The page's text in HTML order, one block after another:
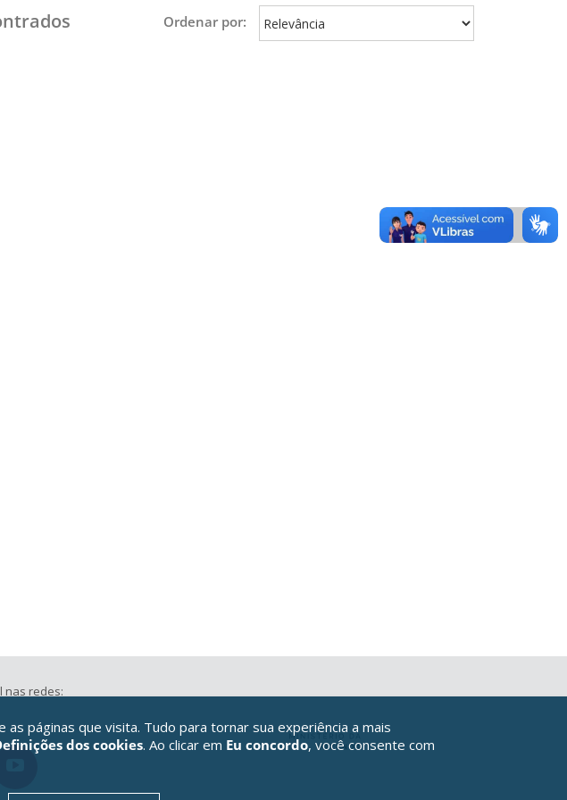
Ordenar por:
nas redes:
páginas que visita. Tudo para tornar sua experiência a mais
dos cookies. Ao clicar em Eu concordo, você consente com